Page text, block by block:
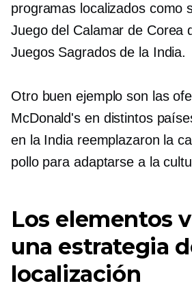
programas localizados como
Juego del Calamar de Corea
Juegos Sagrados de la India.
Otro buen ejemplo son las
McDonald's en distintos
en la India reemplazaron la
pollo para adaptarse a la
Los elementos
una estrategia
localización